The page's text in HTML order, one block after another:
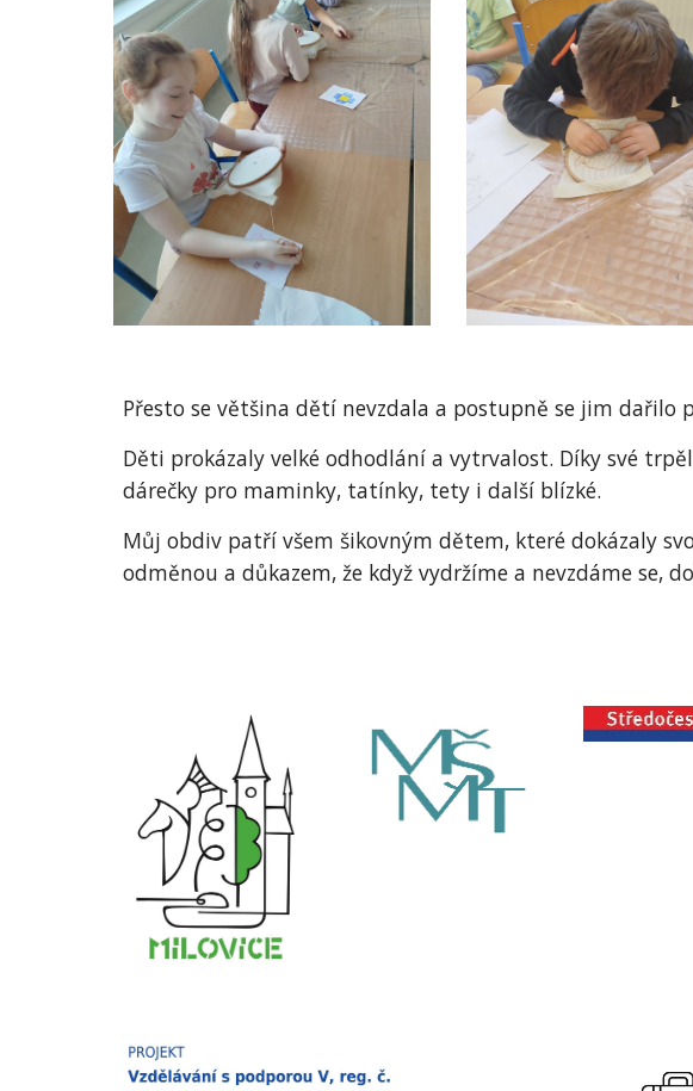
Přesto se většina dětí nevzdala a postupně se jim dařilo
Děti prokázaly velké odhodlání a vytrvalost. Díky své
dárečky pro maminky, tatínky, tety i další blízké.
Můj obdiv patří všem šikovným dětem, které dokázaly
odměnou a důkazem, že když vydržíme a nevzdáme se,